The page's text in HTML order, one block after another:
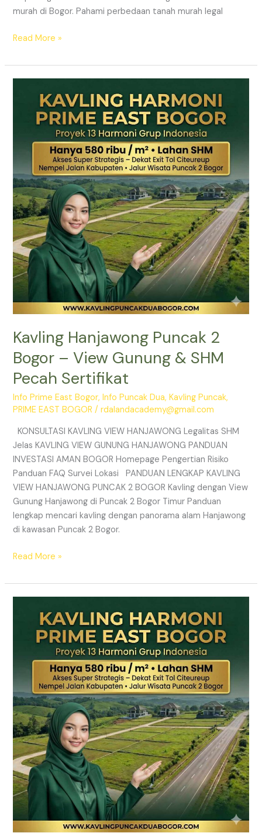
murah di Bogor. Pahami perbedaan tanah murah legal
Read More »
Kavling Hanjawong Puncak 2
Bogor – View Gunung & SHM
Pecah Sertifikat
Info Prime East Bogor,Info Puncak Dua,Kavling Puncak,
PRIME EAST BOGOR /rdalandacademy@gmail.com
KONSULTASI KAVLING VIEW HANJAWONG Legalitas SHM
Jelas KAVLING VIEW GUNUNG HANJAWONG PANDUAN
INVESTASI AMAN BOGOR Homepage Pengertian Risiko
Panduan FAQ Survei Lokasi PANDUAN LENGKAP KAVLING
VIEW HANJAWONG PUNCAK 2 BOGOR Kavling dengan View
Gunung Hanjawong di Puncak 2 Bogor Timur Panduan
lengkap mencari kavling dengan panorama alam Hanjawong
di kawasan Puncak 2 Bogor.
Hanjawong
Puncak
Bogor
Gunung
&
SHM
Pecah
Sertifikat
Read More »
Puncak
Jalur
Wisata